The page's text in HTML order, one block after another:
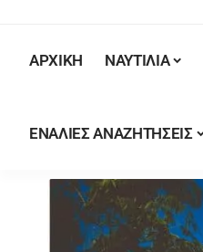
ΑΡΧΙΚΗ ΝΑΥΤΙΛΙΑ
ΕΝΑΛΙΕΣ ΑΝΑΖΗΤΗΣΕΙΣ